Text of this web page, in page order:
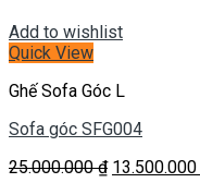
Add to wishlist
Quick View
Ghế Sofa Góc L
Sofa góc SFG004
25.000.000₫ Giá
13.500.000